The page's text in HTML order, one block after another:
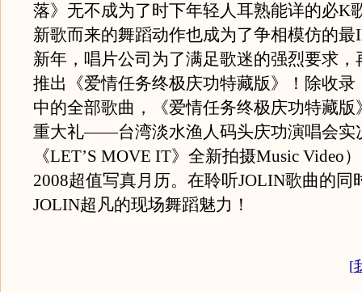
落》无不成为了时下年轻人耳熟能详的必K
新歌而来的舞蹈动作也成为了争相模仿的最
新年，唱片公司为了满足歌迷的强烈要求，
推出《爱情任务终极庆功特藏版》！除收录
中的全部歌曲，《爱情任务终极庆功特藏版
重大礼——台湾淡水渔人码头庆功演唱会实
《LET’S MOVE IT》全新拍摄Music Video
2008超值写真月历。在聆听JOLIN歌曲的同
JOLIN超凡的现场舞蹈魅力！
[